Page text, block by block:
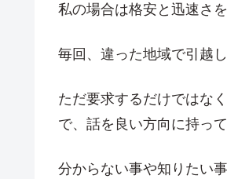
私の場合は格安と迅速さ
毎回、違った地域で引越
ただ要求するだけではな
で、話を良い方向に持って
分からない事や知りたい